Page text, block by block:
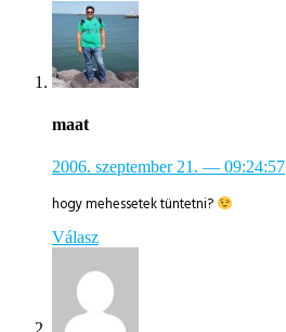
maat
2006. szeptember 21. — 09:24:57
hogy mehessetek tüntetni?
Válasz